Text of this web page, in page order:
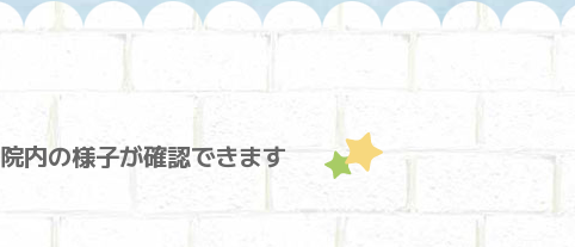
院内の様子が確認できます